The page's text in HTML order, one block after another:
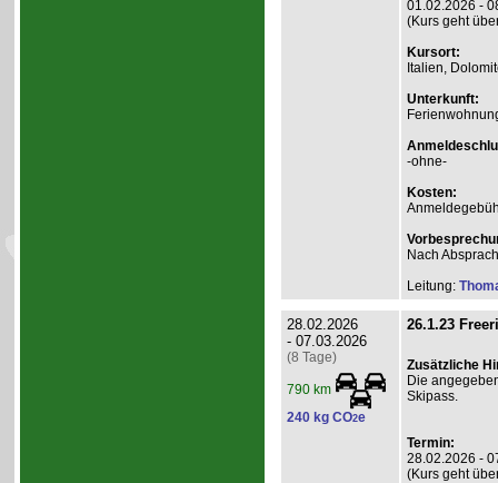
01.02.2026 -
(Kurs geht
Kursort:
Italien,
Unterkunft:
-ohne-
Kosten:
Nach
Leitung:
28.02.2026
- 07.03.2026
(8 Tage)
790 km
240 kg CO2e
26.1.23
Zusätzliche
Die
Skipass.
Termin:
28.02.2026 -
(Kurs geht